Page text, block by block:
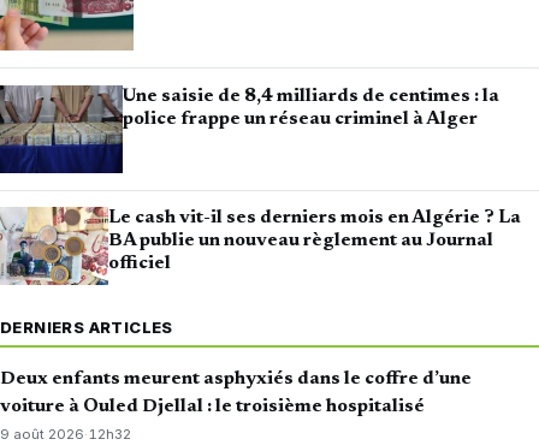
Une saisie de 8,4 milliards de centimes : la
police frappe un réseau criminel à Alger
Le cash vit-il ses derniers mois en Algérie ? La
BA publie un nouveau règlement au Journal
officiel
DERNIERS ARTICLES
Deux enfants meurent asphyxiés dans le coffre d’une
voiture à Ouled Djellal : le troisième hospitalisé
9 août 2026· 12h32